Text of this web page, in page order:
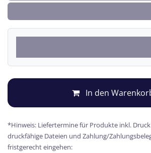
In den
*Hinweis: Liefertermine für Produkte inkl.
druckfähige Dateien und Zahlung/
fristgerecht eingehen: